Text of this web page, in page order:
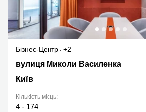
Бізнес-Центр
+2
вулиця Миколи Василенка, 7, Київ
вулиця Миколи Василенка
Київ
Кількість місць:
4 - 174